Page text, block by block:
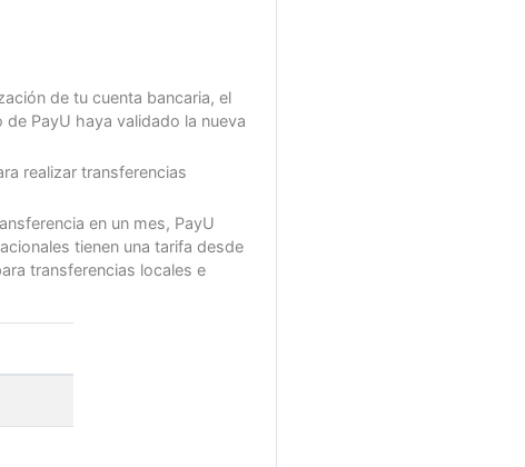
de tu cuenta bancaria, el
PayU haya validado la nueva
realizar transferencias
en un mes, PayU
tienen una tarifa desde
transferencias locales e